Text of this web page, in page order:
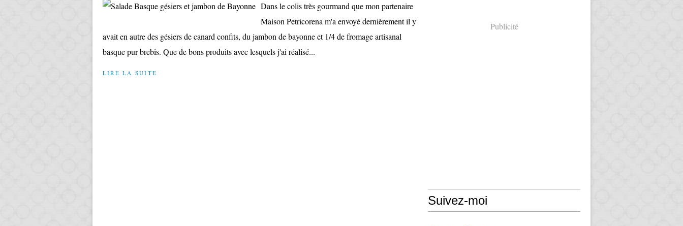
Dans le colis très gourmand que mon partenaire
Maison Petricorena m'a envoyé dernièrement il y
avait en autre des gésiers de canard confits, du jambon de bayonne et 1/4 de fromage artisanal
basque pur brebis. Que de bons produits avec lesquels j'ai réalisé...
LIRE LA SUITE
Publicité
Suivez-moi